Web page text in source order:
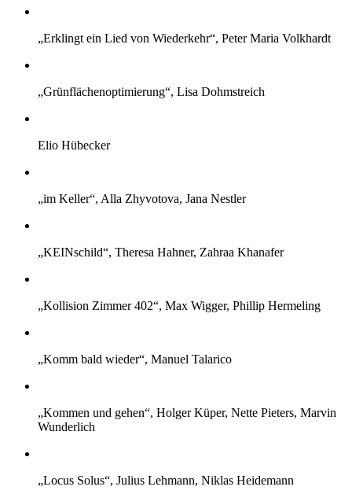
„Erklingt ein Lied von Wiederkehr“, Peter Maria Volkhardt
„Grünflächenoptimierung“, Lisa Dohmstreich
Elio Hübecker
„im Keller“, Alla Zhyvotova, Jana Nestler
„KEINschild“, Theresa Hahner, Zahraa Khanafer
„Kollision Zimmer 402“, Max Wigger, Phillip Hermeling
„Komm bald wieder“, Manuel Talarico
„Kommen und gehen“, Holger Küper, Nette Pieters, Marvin
Wunderlich
„Locus Solus“, Julius Lehmann, Niklas Heidemann